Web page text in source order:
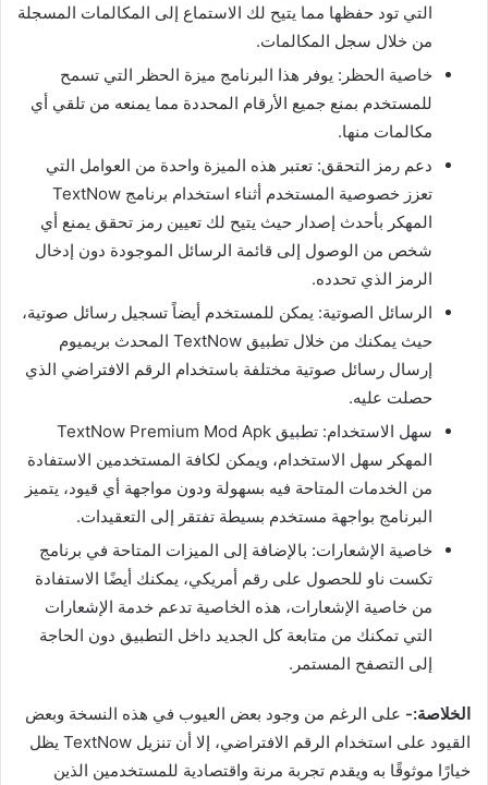
التي تود حفظها مما يتيح لك الاستماع إلى المكالمات المسجلة
من خلال سجل المكالمات.
خاصية الحظر: يوفر هذا البرنامج ميزة الحظر التي تسمح
للمستخدم بمنع جميع الأرقام المحددة مما يمنعه من تلقي أي
مكالمات منها.
دعم رمز التحقق: تعتبر هذه الميزة واحدة من العوامل التي
تعزز خصوصية المستخدم أثناء استخدام برنامج TextNow
المهكر بأحدث إصدار حيث يتيح لك تعيين رمز تحقق يمنع أي
شخص من الوصول إلى قائمة الرسائل الموجودة دون إدخال
الرمز الذي تحدده.
الرسائل الصوتية: يمكن للمستخدم أيضاً تسجيل رسائل صوتية،
حيث يمكنك من خلال تطبيق TextNow المحدث بريميوم
إرسال رسائل صوتية مختلفة باستخدام الرقم الافتراضي الذي
حصلت عليه.
سهل الاستخدام: تطبيق TextNow Premium Mod Apk
المهكر سهل الاستخدام، ويمكن لكافة المستخدمين الاستفادة
من الخدمات المتاحة فيه بسهولة ودون مواجهة أي قيود، يتميز
البرنامج بواجهة مستخدم بسيطة تفتقر إلى التعقيدات.
خاصية الإشعارات: بالإضافة إلى الميزات المتاحة في برنامج
تكست ناو للحصول على رقم أمريكي، يمكنك أيضًا الاستفادة
من خاصية الإشعارات، هذه الخاصية تدعم خدمة الإشعارات
التي تمكنك من متابعة كل الجديد داخل التطبيق دون الحاجة
إلى التصفح المستمر.
الخلاصة:- على الرغم من وجود بعض العيوب في هذه النسخة وبعض
القيود على استخدام الرقم الافتراضي، إلا أن تنزيل TextNow يظل
خيارًا موثوقًا به ويقدم تجربة مرنة واقتصادية للمستخدمين الذين